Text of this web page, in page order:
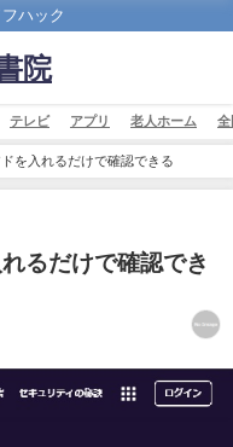
ハック
院
テレビ アプリ 老人ホーム 全
を入れるだけで確認できる
るだけで確認でき